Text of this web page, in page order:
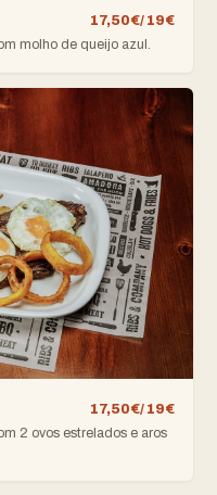
17,50€/ 19€
molho de queijo azul.
17,50€/ 19€
2 ovos estrelados e aros